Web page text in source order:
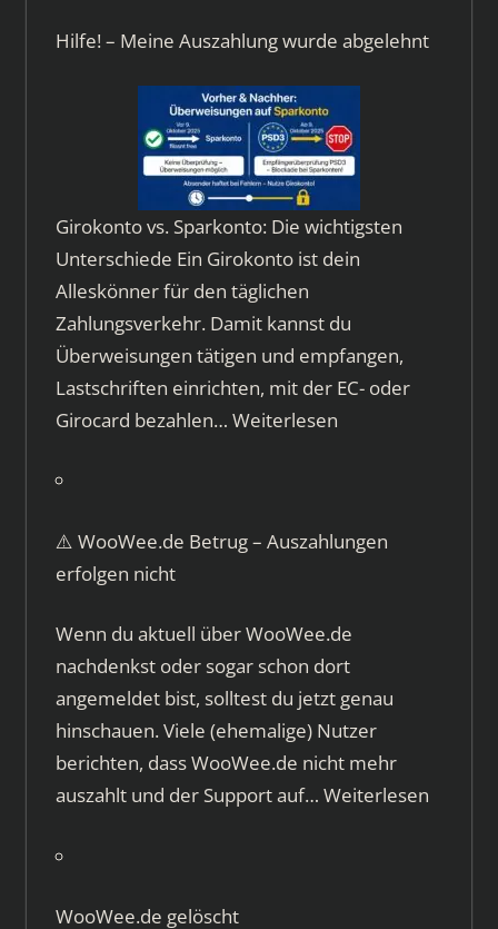
Hilfe! – Meine Auszahlung wurde abgelehnt
Girokonto vs. Sparkonto: Die wichtigsten
Unterschiede Ein Girokonto ist dein
Alleskönner für den täglichen
Zahlungsverkehr. Damit kannst du
Überweisungen tätigen und empfangen,
Lastschriften einrichten, mit der EC- oder
Girocard bezahlen… Weiterlesen
⚠️ WooWee.de Betrug – Auszahlungen
erfolgen nicht
Wenn du aktuell über WooWee.de
nachdenkst oder sogar schon dort
angemeldet bist, solltest du jetzt genau
hinschauen. Viele (ehemalige) Nutzer
berichten, dass WooWee.de nicht mehr
auszahlt und der Support auf… Weiterlesen
WooWee.de gelöscht